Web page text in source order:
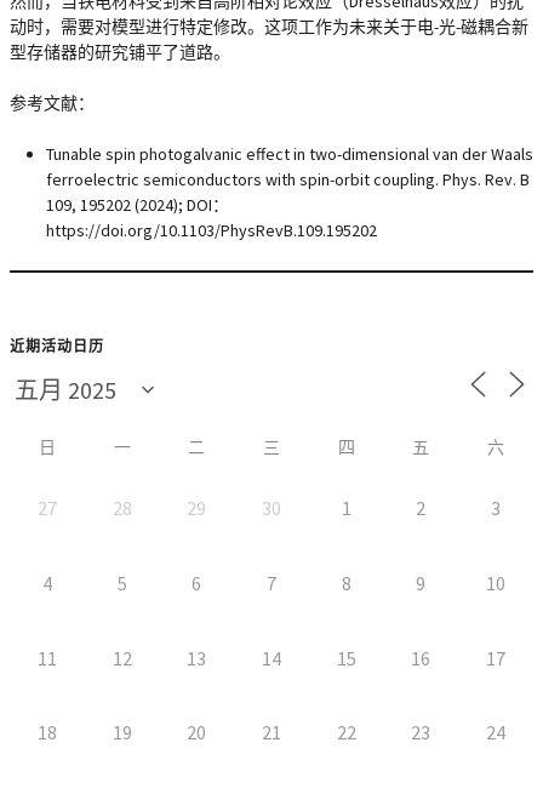
动时，需要对模型进行特定修改。这项工作为未来关于电-光-磁耦合新
型存储器的研究铺平了道路。
参考文献：
Tunable spin photogalvanic effect in two-dimensional van der Waals
ferroelectric semiconductors with spin-orbit coupling. Phys. Rev. B
109, 195202 (2024); DOI：
https://doi.org/10.1103/PhysRevB.109.195202
近期活动日历
日 一 二 三 四 五 六
27 28 29 30 1 2 3
4 5 6 7 8 9 10
11 12 13 14 15 16 17
18 19 20 21 22 23 24